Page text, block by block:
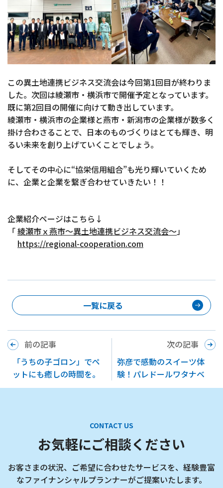
この異土地連携ビジネス交流会は今回第1回目が終わりま
した。次回は綾瀬市・横浜市で開催予定となっています。
既に第2回目の開催に向けて動き出しています。
綾瀬市・横浜市の企業様と燕市・新潟市の企業様が数多く
掛け合わさることで、日本のものづくりはとても輝き、明
るい未来を創り上げていくことでしょう。
そしてその中心に“協栄信用組合”も光り輝いていくため
に、企業と企業を繋ぎ合わせていきたい！！
企業紹介ページはこちら↓
「綾瀬市ｘ燕市～異土地連携ビジネス交流会～」
https://regional-cooperation.com
一覧に戻る
前の記事
「うちの子ゴロン」でペ
ットにも癒しの時間を。
次の記事
弥彦で感動のスイーツ体
験！パレドールワタナベ
CONTACT US
お気軽にご相談ください
お客さまの状況、ご希望に合わせたサービスを、 経験豊富
なファイナンシャルプランナーがご提案いたします。